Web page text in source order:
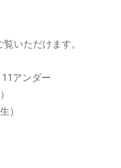
覧いただけます。
アンダー
）